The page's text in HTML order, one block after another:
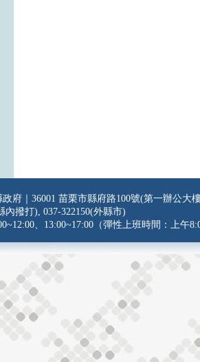
府｜36001 苗栗市縣府路100號(第一辦公大
內撥打), 037-322150(外縣市)
、13:00~17:00（彈性上班時間：上午